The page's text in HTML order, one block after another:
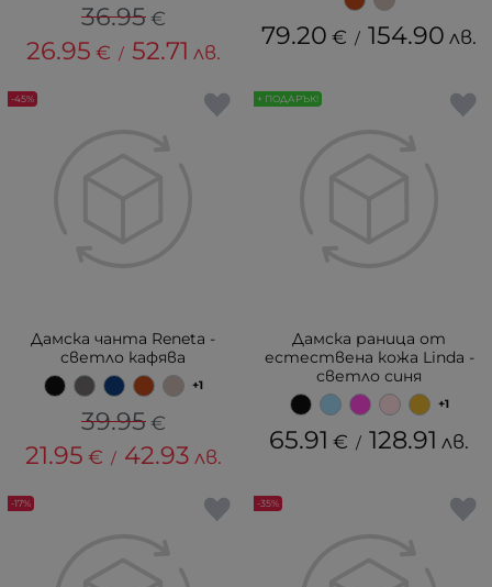
36.95 €
26.95 € / 52.71 лв.
79.20 € / 154.90 лв.
Дамска чанта Reneta -
светло кафява
+1
39.95 €
21.95 € / 42.93 лв.
-45%
Дамска раница от
естествена кожа Linda -
светло синя
+1
65.91 € / 128.91 лв.
+ ПОДАРЪК!
-17% -35%